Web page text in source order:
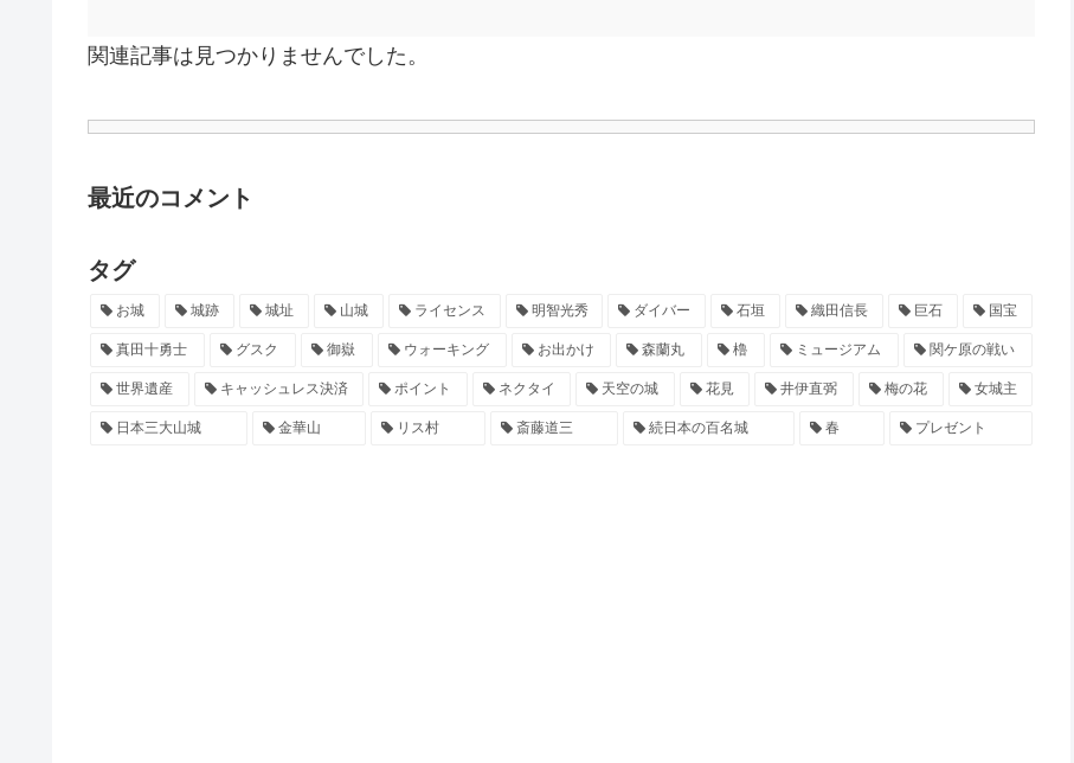
関連記事は見つかりませんでした。
最近のコメント
タグ
お城 城跡 城址 山城 ライセンス 明智光秀 ダイバー 石垣 織田信長 巨石 国宝
真田十勇士 グスク 御嶽 ウォーキング お出かけ 森蘭丸 櫓 ミュージアム 関ケ原の戦い
世界遺産 キャッシュレス決済 ポイント ネクタイ 天空の城 花見 井伊直弼 梅の花 女城主
日本三大山城 金華山 リス村 斎藤道三 続日本の百名城 春 プレゼント